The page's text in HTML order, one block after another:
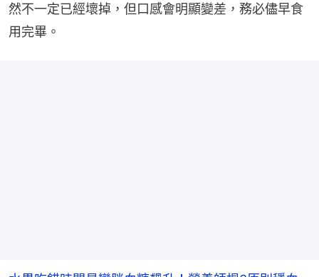
然不一定已經壞掉，但口感會明顯變差，務必儘早食
用完畢。